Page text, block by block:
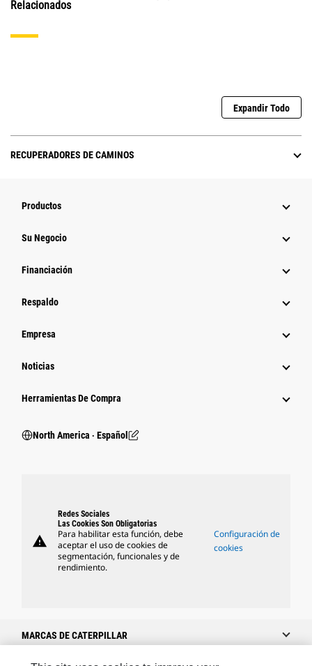
Relacionados
Expandir Todo
RECUPERADORES DE CAMINOS
Productos
Su Negocio
Financiación
Respaldo
Empresa
Noticias
Herramientas De Compra
North America ‧ Español
warning
Redes Sociales
Las Cookies Son Obligatorias
Para habilitar esta función, debe
aceptar el uso de cookies de
segmentación, funcionales y de
rendimiento.
Configuración de
cookies
MARCAS DE CATERPILLAR